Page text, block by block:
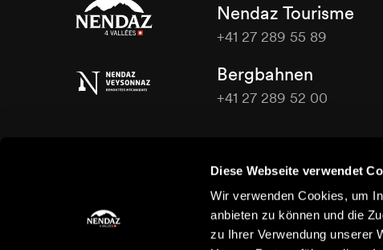
Diese Webseite verwendet
Wir verwenden Cookies, um
anbieten zu können und die
zu Ihrer Verwendung unserer
Tourisme
Nendaz Tourisme
+41 27 289 55 89
Bergbahnen
+41 27 289 52 00
Kontaktieren Sie uns